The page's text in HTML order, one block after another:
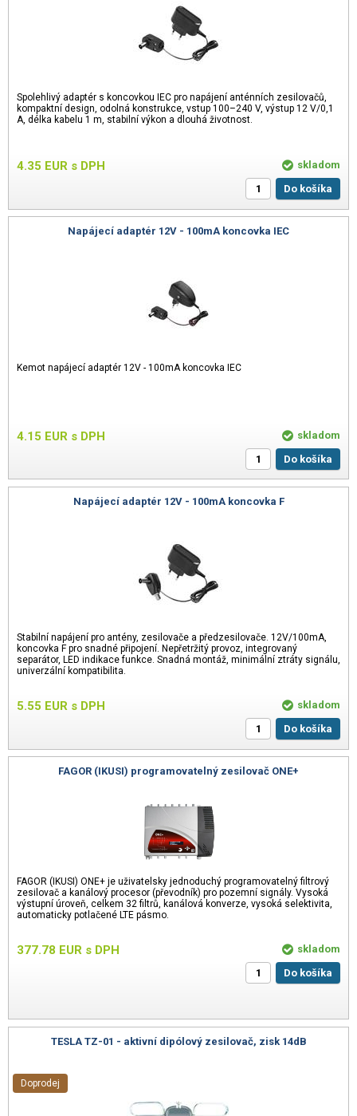
Spolehlivý adaptér s koncovkou IEC pro napájení anténních zesilovačů,
kompaktní design, odolná konstrukce, vstup 100–240 V, výstup 12 V/0,1
A, délka kabelu 1 m, stabilní výkon a dlouhá životnost.
4.35 EUR s DPH
skladom
Do košíka
Napájecí adaptér 12V - 100mA koncovka IEC
Kemot napájecí adaptér 12V - 100mA koncovka IEC
4.15 EUR s DPH
skladom
Do košíka
Napájecí adaptér 12V - 100mA koncovka F
Stabilní napájení pro antény, zesilovače a předzesilovače. 12V/100mA,
koncovka F pro snadné připojení. Nepřetržitý provoz, integrovaný
separátor, LED indikace funkce. Snadná montáž, minimální ztráty signálu,
univerzální kompatibilita.
5.55 EUR s DPH
skladom
Do košíka
FAGOR (IKUSI) programovatelný zesilovač ONE+
FAGOR (IKUSI) ONE+ je uživatelsky jednoduchý programovatelný filtrový
zesilovač a kanálový procesor (převodník) pro pozemní signály. Vysoká
výstupní úroveň, celkem 32 filtrů, kanálová konverze, vysoká selektivita,
automaticky potlačené LTE pásmo.
377.78 EUR s DPH
skladom
Do košíka
TESLA TZ-01 - aktivní dipólový zesilovač, zisk 14dB
Doprodej